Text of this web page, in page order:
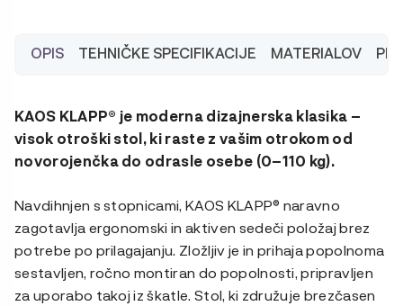
OPIS TEHNIČKE SPECIFIKACIJE MATERIALOV
KAOS KLAPP® je moderna dizajnerska klasika –
visok otroški stol, ki raste z vašim otrokom od
novorojenčka do odrasle osebe (0–110 kg).
Navdihnjen s stopnicami, KAOS KLAPP® naravno
zagotavlja ergonomski in aktiven sedeči položaj brez
potrebe po prilagajanju. Zložljiv je in prihaja popolnoma
sestavljen, ročno montiran do popolnosti, pripravljen
za uporabo takoj iz škatle. Stol, ki združuje brezčasen